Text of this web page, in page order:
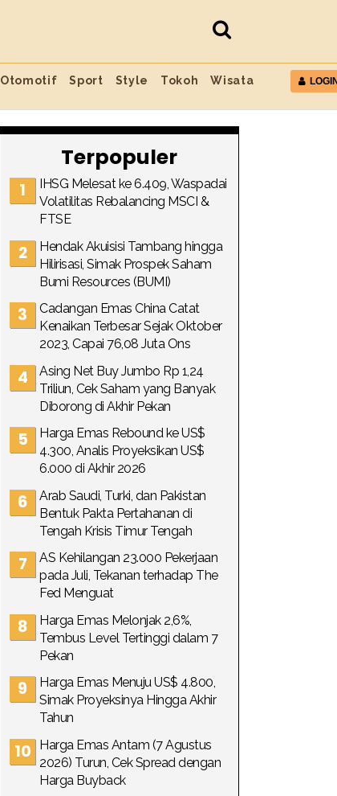
Otomotif Sport Style Tokoh Wisata
Terpopuler
IHSG Melesat ke 6.409, Waspadai
Volatilitas Rebalancing MSCI &
FTSE
Hendak Akuisisi Tambang hingga
Hilirisasi, Simak Prospek Saham
Bumi Resources (BUMI)
Cadangan Emas China Catat
Kenaikan Terbesar Sejak Oktober
2023, Capai 76,08 Juta Ons
Asing Net Buy Jumbo Rp 1,24
Triliun, Cek Saham yang Banyak
Diborong di Akhir Pekan
Harga Emas Rebound ke US$
4.300, Analis Proyeksikan US$
6.000 di Akhir 2026
Arab Saudi, Turki, dan Pakistan
Bentuk Pakta Pertahanan di
Tengah Krisis Timur Tengah
AS Kehilangan 23.000 Pekerjaan
pada Juli, Tekanan terhadap The
Fed Menguat
Harga Emas Melonjak 2,6%,
Tembus Level Tertinggi dalam 7
Pekan
Harga Emas Menuju US$ 4.800,
Simak Proyeksinya Hingga Akhir
Tahun
Harga Emas Antam (7 Agustus
2026) Turun, Cek Spread dengan
Harga Buyback